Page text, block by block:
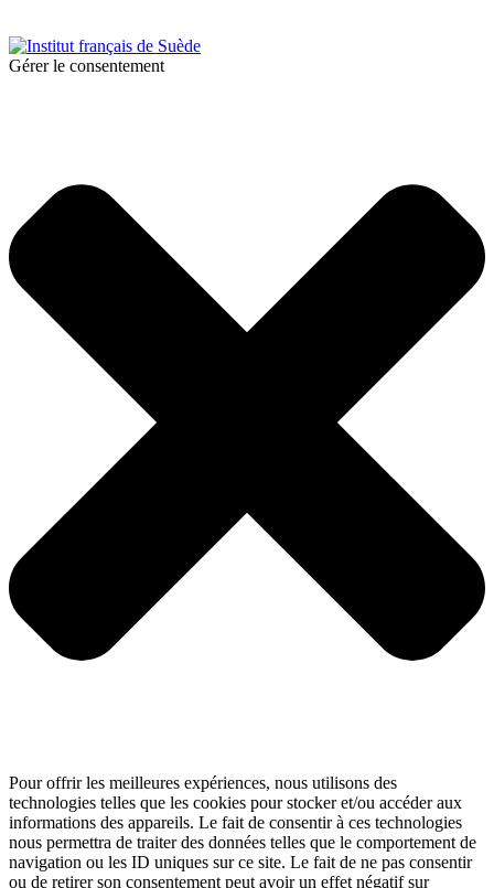
Gérer le consentement
Pour offrir les meilleures expériences, nous utilisons des
technologies telles que les cookies pour stocker et/ou accéder aux
informations des appareils. Le fait de consentir à ces technologies
nous permettra de traiter des données telles que le comportement de
navigation ou les ID uniques sur ce site. Le fait de ne pas consentir
ou de retirer son consentement peut avoir un effet négatif sur